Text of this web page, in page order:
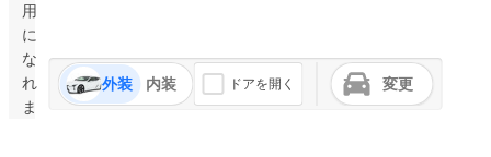
用
に
な
れ
ま
外装 内装 ドアを開く 変更